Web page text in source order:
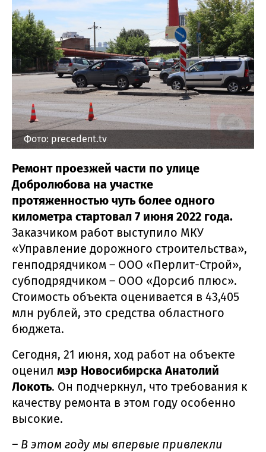
Фото: precedent.tv
Ремонт проезжей части по улице
Добролюбова на участке
протяженностью чуть более одного
километра стартовал 7 июня 2022 года.
Заказчиком работ выступило МКУ
«Управление дорожного строительства»,
генподрядчиком – ООО «Перлит-Строй»,
субподрядчиком – ООО «Дорсиб плюс».
Стоимость объекта оценивается в 43,405
млн рублей, это средства областного
бюджета.
Сегодня, 21 июня, ход работ на объекте
оценил мэр Новосибирска Анатолий
Локоть. Он подчеркнул, что требования к
качеству ремонта в этом году особенно
высокие.
– В этом году мы впервые привлекли